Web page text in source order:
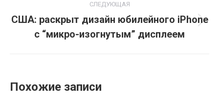
СЛЕДУЮЩАЯ
Следующая
запись:
США: раскрыт дизайн юбилейного iPhone
с “микро-изогнутым” дисплеем
Похожие записи